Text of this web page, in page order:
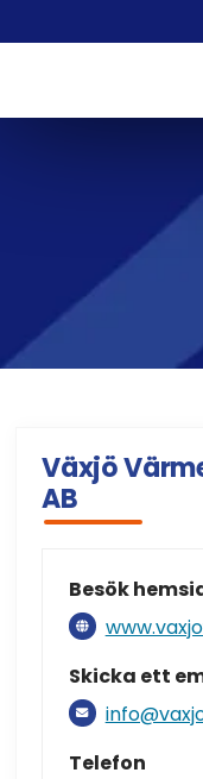
Växjö
AB
Besök
Skicka ett
Telefon